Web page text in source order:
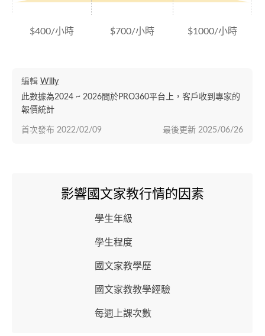
$400/小時 $700/小時 $1000/小時
編輯 Willy
此數據為2024 ~ 2026間於PRO360平台上，客戶收到專家的
報價統計
最後更新 2025/06/26
首次發布 2022/02/09
影響國文家教行情的因素
學生年級
學生程度
國文家教學歷
國文家教教學經驗
每週上課次數